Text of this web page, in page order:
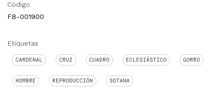
Código
FB-001900
Etiquetas
CARDENAL CRUZ CUADRO ECLESIÁSTICO GORRO
HOMBRE REPRODUCCIÓN SOTANA